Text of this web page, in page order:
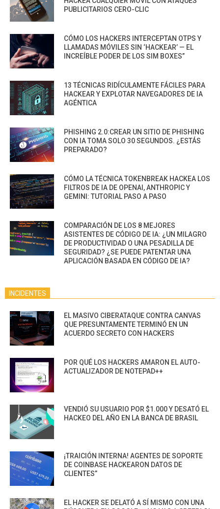
PUBLICITARIOS CERO-CLIC
CÓMO LOS HACKERS INTERCEPTAN OTPS Y
LLAMADAS MÓVILES SIN ‘HACKEAR’ — EL
INCREÍBLE PODER DE LOS SIM BOXES”
13 TÉCNICAS RIDÍCULAMENTE FÁCILES PARA
HACKEAR Y EXPLOTAR NAVEGADORES DE IA
AGÉNTICA
PHISHING 2.0:CREAR UN SITIO DE PHISHING
CON IA TOMA SOLO 30 SEGUNDOS. ¿ESTÁS
PREPARADO?
CÓMO LA TÉCNICA TOKENBREAK HACKEA LOS
FILTROS DE IA DE OPENAI, ANTHROPIC Y
GEMINI: TUTORIAL PASO A PASO
COMPARACIÓN DE LOS 8 MEJORES
ASISTENTES DE CÓDIGO DE IA: ¿UN MILAGRO
DE PRODUCTIVIDAD O UNA PESADILLA DE
SEGURIDAD? ¿SE PUEDE PATENTAR UNA
APLICACIÓN BASADA EN CÓDIGO DE IA?
INCIDENTES
EL MASIVO CIBERATAQUE CONTRA CANVAS
QUE PRESUNTAMENTE TERMINÓ EN UN
ACUERDO SECRETO CON HACKERS
POR QUÉ LOS HACKERS AMARON EL AUTO-
ACTUALIZADOR DE NOTEPAD++
VENDIÓ SU USUARIO POR $1.000 Y DESATÓ EL
HACKEO DEL AÑO EN LA BANCA DE BRASIL
¡TRAICIÓN INTERNA! AGENTES DE SOPORTE
DE COINBASE HACKEARON DATOS DE
CLIENTES”
EL HACKER SE DELATÓ A SÍ MISMO CON UNA